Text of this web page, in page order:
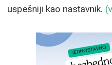
uspešniji kao nastavnik.